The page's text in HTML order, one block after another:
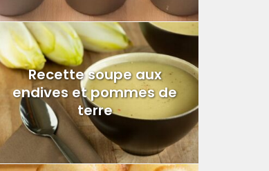
Recette soupe aux
endives et pommes de
terre